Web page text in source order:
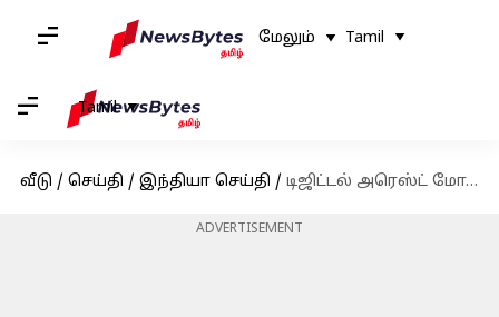
மேலும் Tamil
Tamil
வீடு / செய்தி / இந்தியா செய்தி / டிஜிட்டல் அரெஸ்ட் மோசடியில் சிக்காமல் தவிர்க்க என்ன செய்ய வேண்டும்? மான் கி பாத் உரையில் பிரதமர் மோடி அறிவுறுத்தல்
ADVERTISEMENT